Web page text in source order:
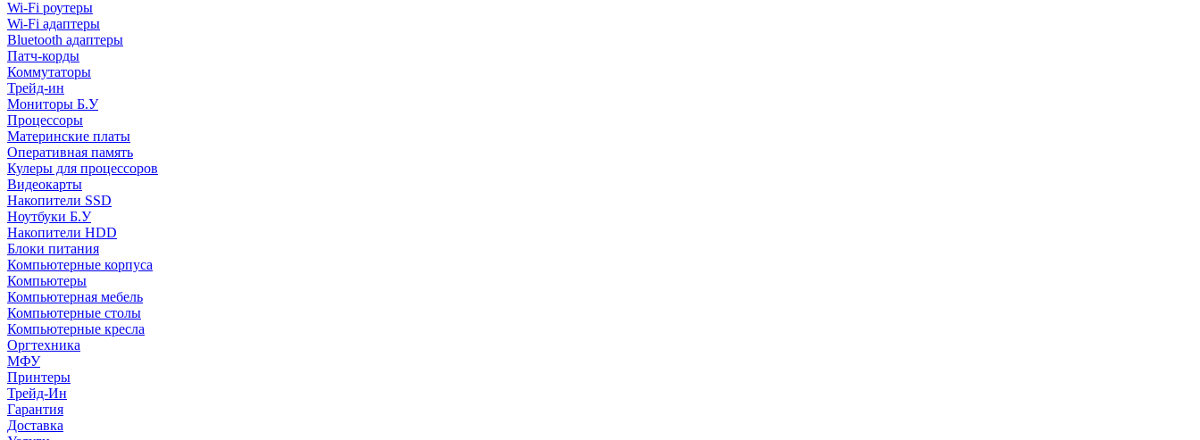
Wi-Fi роутеры
Wi-Fi адаптеры
Bluetooth адаптеры
Патч-корды
Коммутаторы
Трейд-ин
Мониторы Б.У
Процессоры
Материнские платы
Оперативная память
Кулеры для процессоров
Видеокарты
Накопители SSD
Ноутбуки Б.У
Накопители HDD
Блоки питания
Компьютерные корпуса
Компьютеры
Компьютерная мебель
Компьютерные столы
Компьютерные кресла
Оргтехника
МФУ
Принтеры
Трейд-Ин
Гарантия
Доставка